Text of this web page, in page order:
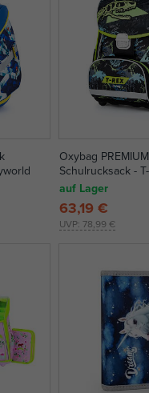
Oxybag PREMIUM
Schulrucksack -
auf Lager
UVP: 78,99 €
63,19 €